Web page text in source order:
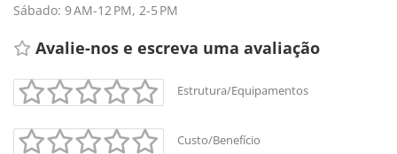
Sábado: 9 AM-12 PM, 2-5 PM
Avalie-nos e escreva uma avaliação
Estrutura/Equipamentos
Custo/Benefício